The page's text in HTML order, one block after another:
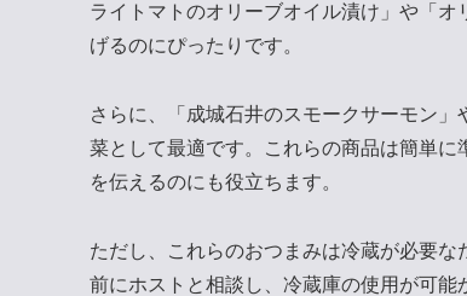
ライトマトのオリーブオイル漬け」や「
げるのにぴったりです。
さらに、「成城石井のスモークサーモン
菜として最適です。これらの商品は簡単
を伝えるのにも役立ちます。
ただし、これらのおつまみは冷蔵が必要
前にホストと相談し、冷蔵庫の使用が可能